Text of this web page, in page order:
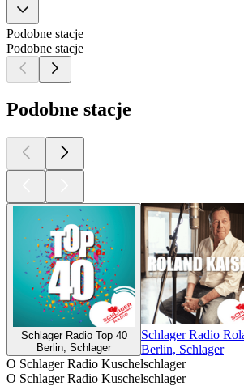
Podobne stacje
Podobne stacje
Podobne stacje
Schlager Radio Top 40
Berlin, Schlager
Schlager Radio
Berlin, Schlager
O Schlager Radio Kuschelschlager
O Schlager Radio Kuschelschlager